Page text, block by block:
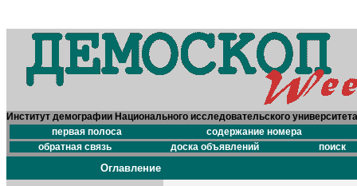
Институт демографии Национального исследовательского
первая полоса
содержание номера
обратная связь
доска объявлений поиск
Оглавление